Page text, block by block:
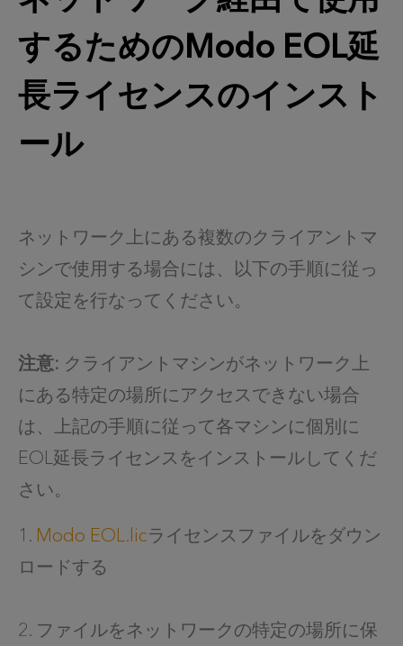
するためのModo EOL延
長ライセンスのインスト
ール
ネットワーク上にある複数のクライアントマ
シンで使用する場合には、以下の手順に従っ
て設定を行なってください。
注意: クライアントマシンがネットワーク上
にある特定の場所にアクセスできない場合
は、上記の手順に従って各マシンに個別に
EOL延長ライセンスをインストールしてくだ
さい。
1. Modo EOL.licライセンスファイルをダウン
ロードする
2. ファイルをネットワークの特定の場所に保